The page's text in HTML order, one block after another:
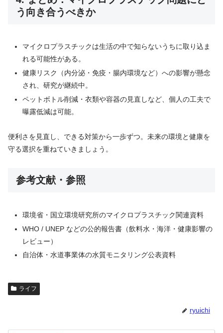
う向き合うべきか
マイクロプラスチックは生活の中で知らないうちに取り込ま
れる可能性がある。
健康リスク（内分泌・免疫・腸内環境など）への影響が懸念
され、研究が継続中。
ペットボトル削減・衣類や容器の見直しなど、個人の工夫で
曝露低減は可能。
便利さを見直し、できる対策から一歩ずつ。未来の環境と健康を
守る選択を重ねていきましょう。
参考文献・参照
環境省・国立環境研究所のマイクロプラスチック関連資料
WHO / UNEP などの公的報告書（飲料水・海洋・健康影響の
レビュー）
自治体・水道事業体の水質モニタリング公表資料
ライフ
ryuichi